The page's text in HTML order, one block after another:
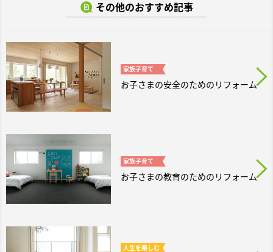
その他のおすすめ記事
家族子育て
お子さまの安全のためのリフォーム
家族子育て
お子さまの教育のためのリフォーム
人生を楽しむ